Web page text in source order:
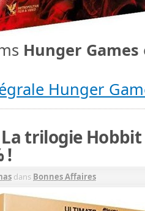
Hunger Games
Hunger
La trilogie
!
dans Bonnes Affaires